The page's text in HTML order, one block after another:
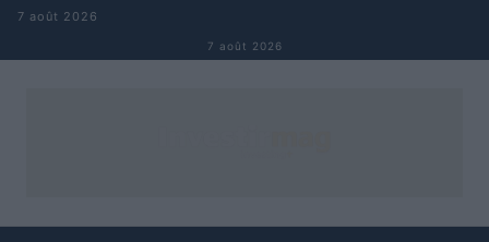
Aller au contenu
7 août 2026
7 août 2026